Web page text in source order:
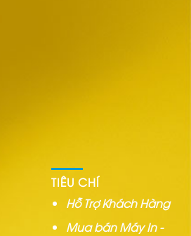
TIÊU CHÍ
Hỗ Trợ Khách Hàng
Mua bán Máy In -